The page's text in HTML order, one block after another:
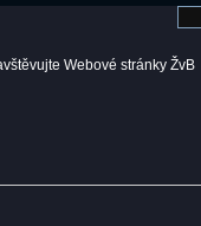
Webové stránky ŽvB